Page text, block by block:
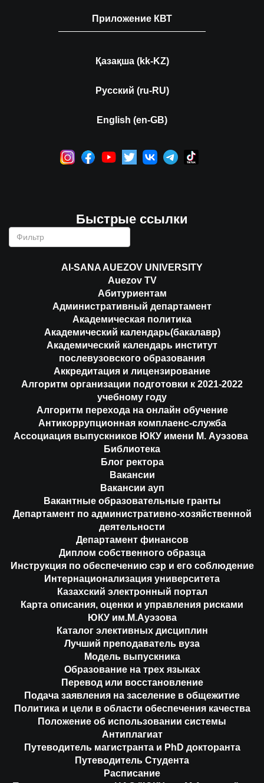
Приложение КВТ
Қазақша (kk-KZ)
Русский (ru-RU)
English (en-GB)
Быстрые ссылки
AI-SANA AUEZOV UNIVERSITY
Auezov TV
Абитуриентам
Административный департамент
Академическая политика
Академический календарь(бакалавр)
Академический календарь институт
послевузовского образования
Аккредитация и лицензирование
Алгоритм организации подготовки к 2021-2022
учебному году
Алгоритм перехода на онлайн обучение
Антикоррупционная комплаенс-служба
Ассоциация выпускников ЮКУ имени М. Ауэзова
Библиотека
Блог ректора
Вакансии
Вакансии ауп
Вакантные образовательные гранты
Департамент по административно-хозяйственной
деятельности
Департамент финансов
Диплом собственного образца
Инструкция по обеспечению сэр и его соблюдение
Интернационализация университета
Казахский электронный портал
Карта описания, оценки и управления рисками
ЮКУ им.М.Ауэзова
Каталог элективных дисциплин
Лучший преподаватель вуза
Модель выпускника
Образование на трех языках
Перевод или восстановление
Подача заявления на заселение в общежитие
Политика и цели в области обеспечения качества
Положение об использовании системы
Антиплагиат
Путеводитель магистранта и PhD докторанта
Путеводитель Студента
Расписание